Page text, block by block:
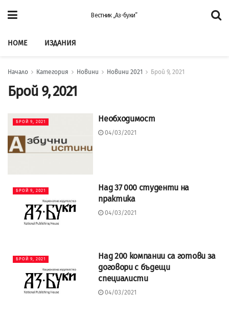
Вестник „Аз-буки”
HOME ИЗДАНИЯ
Начало Категория Новини Новини 2021 Брой 9, 2021
Брой 9, 2021
БРОЙ 9, 2021 Необходимост
04/03/2021
БРОЙ 9, 2021
Над 37 000 студенти на
практика
04/03/2021
БРОЙ 9, 2021
Над 200 компании са готови за
договори с бъдещи
специалисти
04/03/2021